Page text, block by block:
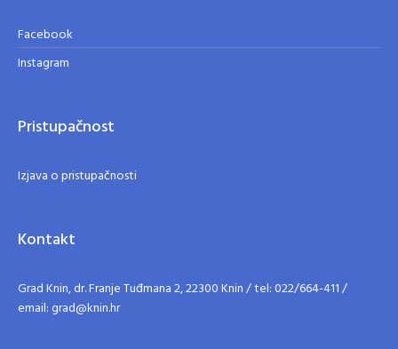
Facebook
Instagram
Pristupačnost
Izjava o pristupačnosti
Kontakt
Grad Knin, dr. Franje Tuđmana 2, 22300 Knin / tel: 022/664-411 /
email: grad@knin.hr